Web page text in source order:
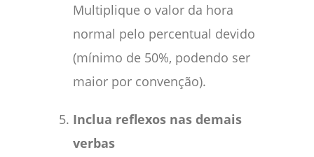
Multiplique o valor da hora
normal pelo percentual devido
(mínimo de 50%, podendo ser
maior por convenção).
Inclua reflexos nas demais
verbas